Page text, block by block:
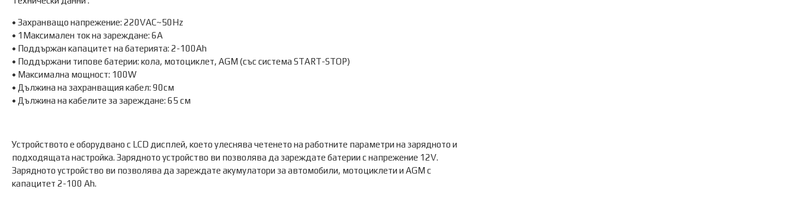
• Захранващо напрежение: 220VAC~50Hz
• 1Максимален ток на зареждане: 6A
• Поддържан капацитет на батерията: 2-100Ah
• Поддържани типове батерии: кола, мотоциклет, AGM (със система START-STOP)
• Максимална мощност: 100W
• Дължина на захранващия кабел: 90см
• Дължина на кабелите за зареждане: 65 см
Устройството е оборудвано с LCD дисплей, което улеснява четенето на работните параметри на зарядното и
подходящата настройка. Зарядното устройство ви позволява да зареждате батерии с напрежение 12V.
Зарядното устройство ви позволява да зареждате акумулатори за автомобили, мотоциклети и AGM с
капацитет 2-100 Ah.